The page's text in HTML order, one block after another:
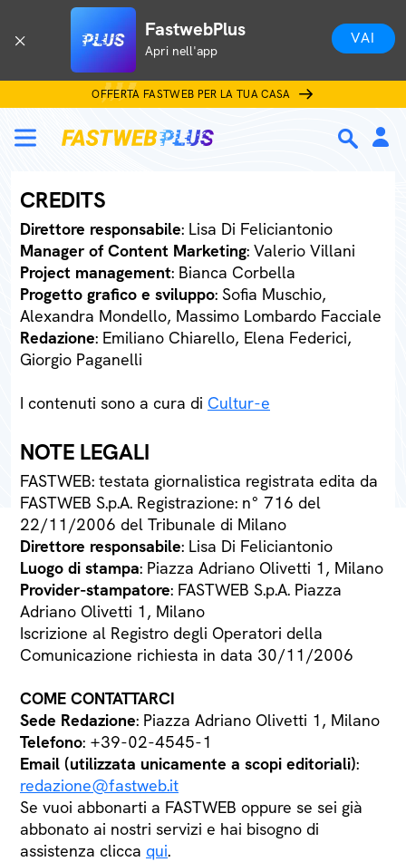
FastwebPlus
Apri nell'app
VAI
OFFERTA FASTWEB PER LA TUA CASA
CREDITS
Direttore responsabile: Lisa Di Feliciantonio
Manager of Content Marketing: Valerio Villani
Project management: Bianca Corbella
Progetto grafico e sviluppo: Sofia Muschio,
Alexandra Mondello, Massimo Lombardo Facciale
Redazione: Emiliano Chiarello, Elena Federici,
Giorgio Paganelli
I contenuti sono a cura di Cultur-e
NOTE LEGALI
FASTWEB: testata giornalistica registrata edita da
FASTWEB S.p.A. Registrazione: n° 716 del
22/11/2006 del Tribunale di Milano
Direttore responsabile: Lisa Di Feliciantonio
Luogo di stampa: Piazza Adriano Olivetti 1, Milano
Provider-stampatore: FASTWEB S.p.A. Piazza
Adriano Olivetti 1, Milano
Iscrizione al Registro degli Operatori della
Comunicazione richiesta in data 30/11/2006
COME CONTATTARCI
Sede Redazione: Piazza Adriano Olivetti 1, Milano
Telefono: +39-02-4545-1
Email (utilizzata unicamente a scopi editoriali):
redazione@fastweb.it
Se vuoi abbonarti a FASTWEB oppure se sei già
abbonato ai nostri servizi e hai bisogno di
assistenza clicca qui.